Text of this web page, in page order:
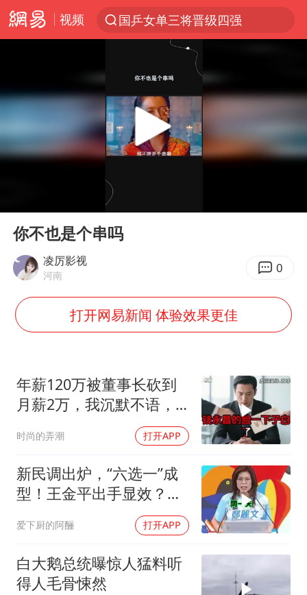
视频
国乒女单三将晋级四强
光影经济撬动暑期消费新蓝海
新疆优化调整景区内自驾服务费
上四休三，但降薪1000元，你接受吗？
央视新主播李秋莹孙亚鹏亮相
全民健身事业高质量发展
老挝国会主席赛宋蓬逝世
白海豚将正面袭击贯穿浙江
杭州全市有序停课
商场现钱学森巨幅海报 负责人回应
36岁男演员成景区NPC后人气爆棚
夏日经济乘“热”而上 消费市场向“新”而行
乐享全民健身 共筑健康中国
Play
你不也是个串吗
凌厉影视
河南 0
打开网易新闻 体验效果更佳
年薪120万被董事长砍到
月薪2万，我沉默不语，
当天竞品出12倍薪资挖走
我
时尚的弄潮 打开APP
新民调出炉，“六选一”成
型！王金平出手显效？蓝
爱下厨的阿酾 打开APP
白大鹅总统曝惊人猛料听
得人毛骨悚然